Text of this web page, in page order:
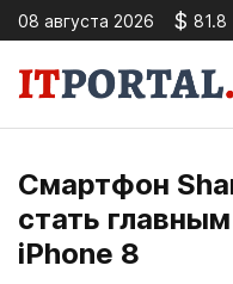
08 августа 2026 $ 81.8
Смартфон
стать
iPhone 8